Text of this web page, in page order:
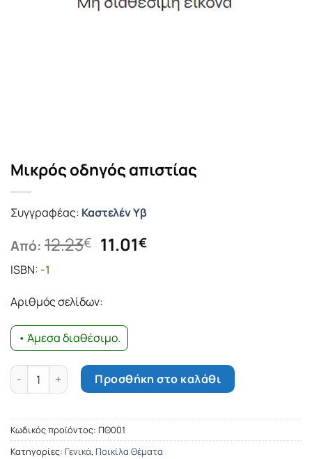
Μικρός οδηγός απιστίας
Συγγραφέας: Καστελέν Υβ
Από: 12.23€ Original
11.01€Η
ISBN: -1
Αριθμός σελίδων:
• Άμεσα διαθέσιμο.
Μικρός οδηγός απιστίας ποσότητα
Προσθήκη στο καλάθι
Κωδικός προϊόντος: ΠΘ001
Κατηγορίες: Γενικά, Ποικίλα Θέματα